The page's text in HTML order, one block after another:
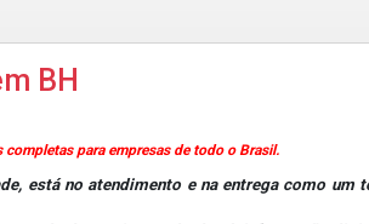
BH
para empresas de todo o Brasil.
no atendimento e na entrega como um